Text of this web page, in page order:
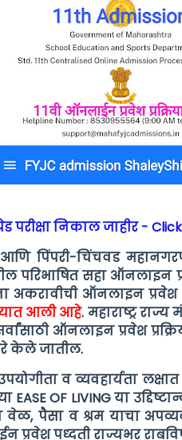
परीक्षा निकाल जाहीर -
पिंपरी-चिंचवड
परिभाषित सहा ऑनलाइन
अकरावीची ऑनलाइन प्रवेश
आली आहे. महाराष्ट्र
ऑनलाइन प्रवेश
केले जातील.
व व्यवहार्यता
OF LIVING या
वेळ, पैसा व श्रम याचा
प्रवेश पध्दती राज्यभर